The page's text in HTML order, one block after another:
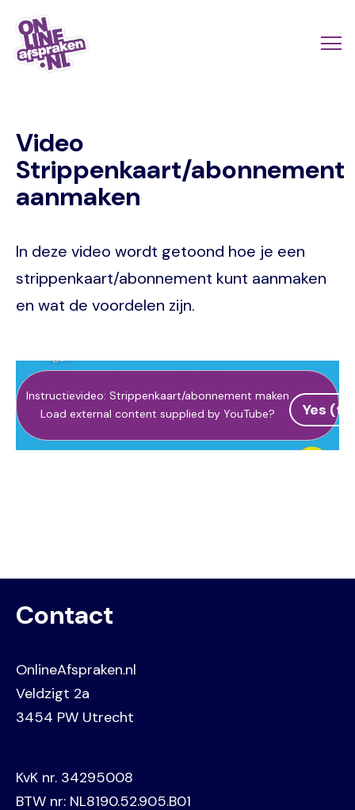
Skip
main
Video
Strippenkaart/abonnement
aanmaken
In deze video wordt getoond hoe je een
strippenkaart/abonnement kunt aanmaken
en wat de voordelen zijn.
Instructievideo: Strippenkaart/abonnement maken
Load external content supplied by YouTube? Yes
Contact
OnlineAfspraken.nl
Veldzigt 2a
3454 PW Utrecht
KvK nr. 34295008
BTW nr: NL8190.52.905.B01